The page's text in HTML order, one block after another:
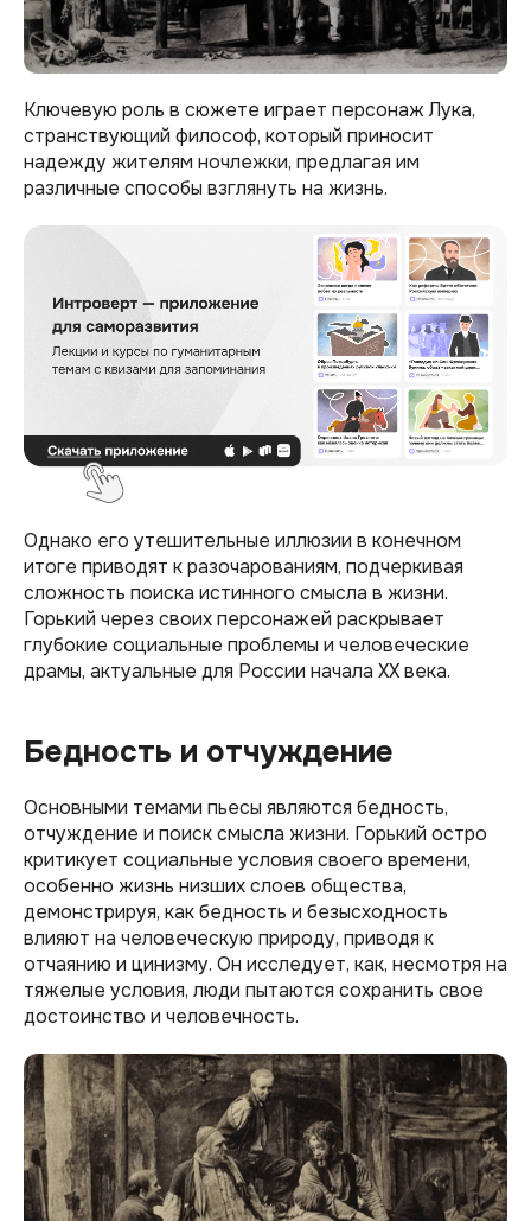
Ключевую роль в сюжете играет персонаж Лука,
странствующий философ, который приносит
надежду жителям ночлежки, предлагая им
различные способы взглянуть на жизнь.
Однако его утешительные иллюзии в конечном
итоге приводят к разочарованиям, подчеркивая
сложность поиска истинного смысла в жизни.
Горький через своих персонажей раскрывает
глубокие социальные проблемы и человеческие
драмы, актуальные для России начала XX века.
Бедность и отчуждение
Основными темами пьесы являются бедность,
отчуждение и поиск смысла жизни. Горький остро
критикует социальные условия своего времени,
особенно жизнь низших слоев общества,
демонстрируя, как бедность и безысходность
влияют на человеческую природу, приводя к
отчаянию и цинизму. Он исследует, как, несмотря на
тяжелые условия, люди пытаются сохранить свое
достоинство и человечность.